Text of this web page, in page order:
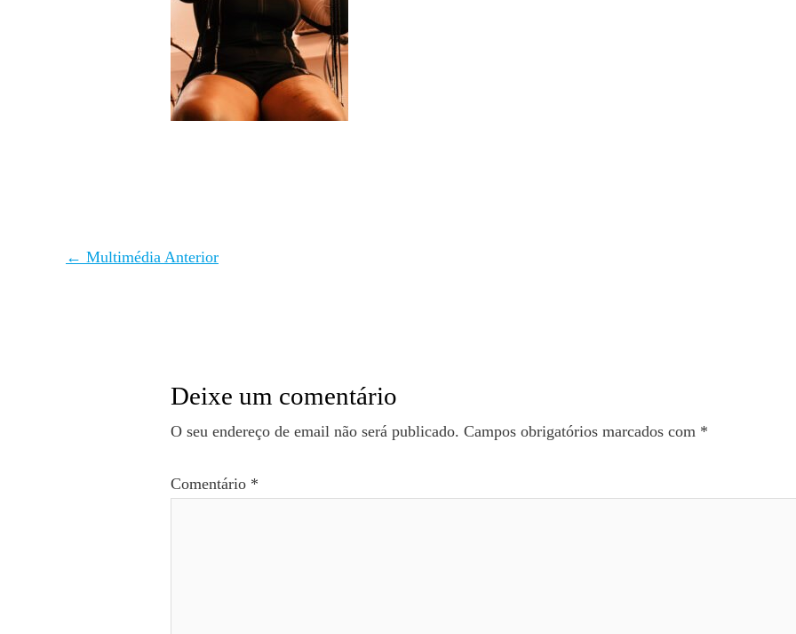
← Multimédia Anterior
Deixe um comentário
O seu endereço de email não será publicado. Campos obrigatórios marcados com *
Comentário *